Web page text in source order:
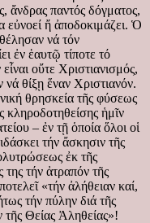
ἄνδρας παντός δόγματος,
εὐνοεί ἤ ἀποδοκιμάζει. Ὁ
νά τόν
ἐν ἑαυτῷ τίποτε τό
οὔτε Χριστιανισμός,
νά θίξῃ ἕναν Χριστιανόν.
θρησκεία τῆς φύσεως
κληροδοτηθείσης ἡμῖν
– ἐν τῇ ὁποία ὅλοι οἱ
τήν ἄσκησιν τῆς
ἐκ τῆς
της τήν ἀτραπόν τῆς
«τήν ἀλήθειαν καί,
τήν πύλην διά τῆς
τῆς Θείας Ἀληθείας»!